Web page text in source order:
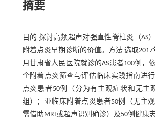
摘要
目的 探讨高频超声对强直性脊柱炎（AS
附着点炎早期诊断的价值。方法 选取2017
月甘肃省人民医院就诊的AS患者100例，
个附着点炎筛查与评估临床实践指南进
点炎患者50例（分为有主观症状和无主
组）；亚临床附着点炎患者50例（无主观
需借助MRI或超声识别确诊）及50例健康